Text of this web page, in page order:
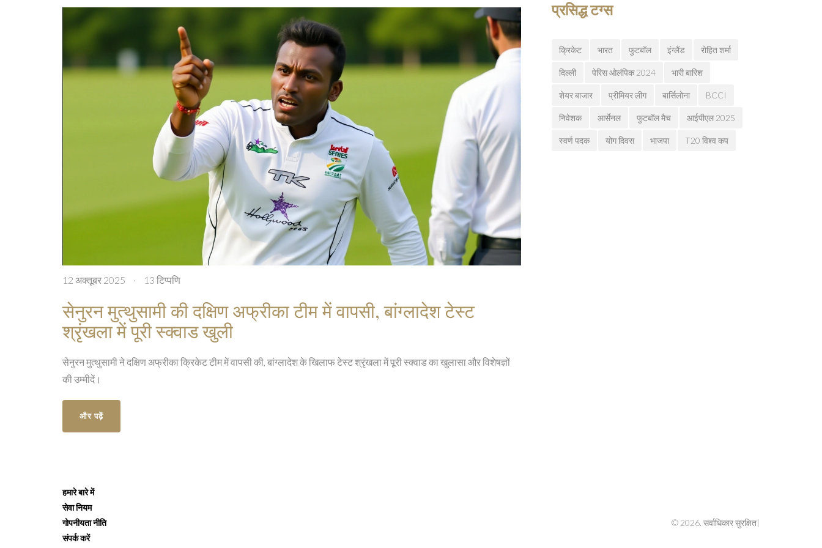
12 अक्तूबर 2025 · 13 टिप्पणि
सेनुरन मुत्थुसामी की दक्षिण अफ्रीका टीम में वापसी, बांग्लादेश टेस्ट
श्रृंखला में पूरी स्क्वाड खुली
सेनुरन मुत्थुसामी ने दक्षिण अफ्रीका क्रिकेट टीम में वापसी की, बांग्लादेश के खिलाफ टेस्ट श्रृंखला में पूरी स्क्वाड का खुलासा और विशेषज्ञों
की उम्मीदें।
और पढ़ें
प्रसिद्ध टग्स
क्रिकेट भारत फुटबॉल इंग्लैंड रोहित शर्मा
दिल्ली पेरिस ओलंपिक 2024 भारी बारिश
शेयर बाजार प्रीमियर लीग बार्सिलोना BCCI
निवेशक आर्सेनल फुटबॉल मैच आईपीएल 2025
स्वर्ण पदक योग दिवस भाजपा T20 विश्व कप
हमारे बारे में
सेवा नियम
गोपनीयता नीति
संपर्क करें
© 2026. सर्वाधिकार सुरक्षित|